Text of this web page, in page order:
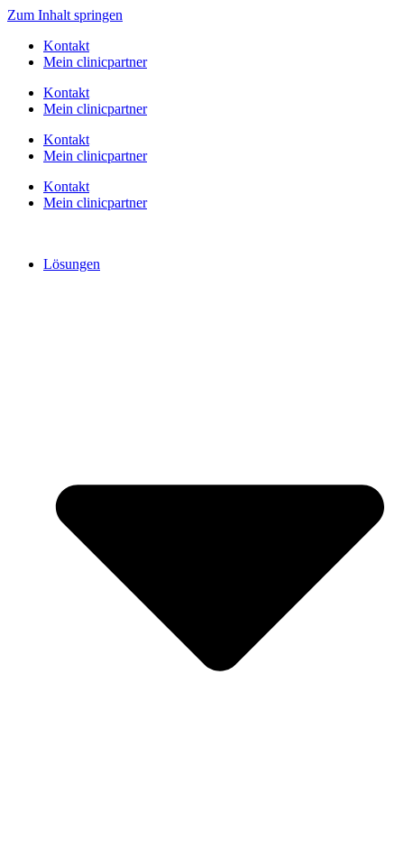
Zum Inhalt springen
Kontakt
Mein clinicpartner
Kontakt
Mein clinicpartner
Kontakt
Mein clinicpartner
Kontakt
Mein clinicpartner
Lösungen